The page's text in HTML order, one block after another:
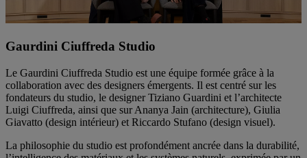
Gaurdini Ciuffreda Studio
Le Gaurdini Ciuffreda Studio est une équipe formée grâce à la
collaboration avec des designers émergents. Il est centré sur les
fondateurs du studio, le designer Tiziano Guardini et l’architecte
Luigi Ciuffreda, ainsi que sur Ananya Jain (architecture), Giulia
Giavatto (design intérieur) et Riccardo Stufano (design visuel).
La philosophie du studio est profondément ancrée dans la durabilité,